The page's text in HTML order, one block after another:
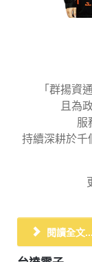
「群揚資
且為
服
持續深耕於千
閱讀全文...